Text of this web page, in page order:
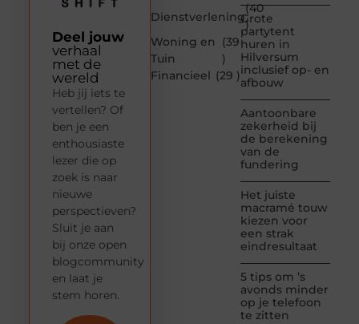
Dienstverlening
(40
)
Woning en
Tuin
(39
)
Financieel (29 )
Grote
partytent
huren in
Hilversum
inclusief op- en
afbouw
Aantoonbare
zekerheid bij
de berekening
van de
fundering
Het juiste
macramé touw
kiezen voor
een strak
eindresultaat
5 tips om ’s
avonds minder
op je telefoon
te zitten
Deel jouw
verhaal
met de
wereld
Heb jij iets te
vertellen? Of
ben je een
enthousiaste
lezer die op
zoek is naar
nieuwe
perspectieven?
Sluit je aan
bij onze open
blogcommunity
en laat je
stem horen.